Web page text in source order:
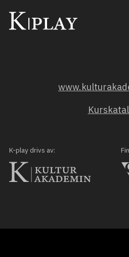
Mina favoriter
K-play drivs av: